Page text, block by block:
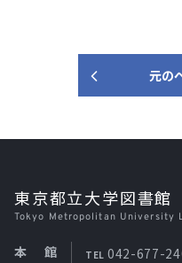
元の
東京都立大学図書館
Tokyo Metropolitan University
本館 TEL 042-677-